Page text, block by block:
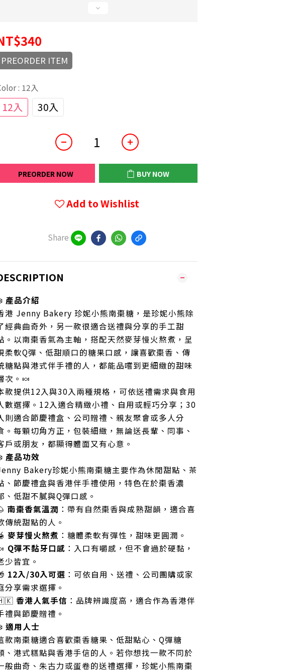
PREORDER ITEM
: 12入
12入 30入
PREORDER NOW BUY NOW
Add to Wishlist
Share
產品介紹
港 Jenny Bakery 珍妮小熊南棗糖，是珍妮小熊除
經典曲奇外，另一款很適合送禮與分享的手工甜
。以南棗香氣為主軸，搭配天然麥芽慢火熬煮，呈
柔軟Q彈、低甜順口的糖果口感，讓喜歡棗香、傳
糖點與港式伴手禮的人，都能品嚐到更細緻的甜味
次。🍬
款提供12入與30入兩種規格，可依送禮需求與食用
數選擇。12入適合精緻小禮、自用或輕巧分享；30
則適合節慶禮盒、公司贈禮、親友聚會或多人分
。每顆切角方正，包裝細緻，無論送長輩、同事、
戶或朋友，都顯得體面又有心意。
產品功效
Bakery珍妮小熊南棗糖主要作為休閒甜點、茶
、節慶禮盒與香港伴手禮使用，特色在於棗香濃
、低甜不膩與Q彈口感。
南棗香氣溫潤 ：帶有自然棗香與成熟甜韻，適合喜
傳統甜點的人。
麥芽慢火熬煮 ：糖體柔軟有彈性，甜味更圓潤。
Q彈不黏牙口感 ：入口有嚼感，但不會過於硬黏，
少皆宜。
12入/30入可選 ：可依自用、送禮、公司團購或家
分享需求選擇。
香港人氣手信 ：品牌辨識度高，適合作為香港伴
禮與節慶贈禮。
適用人士
款南棗糖適合喜歡棗香糖果、低甜點心、Q彈糖
、港式糕點與香港手信的人。若你想找一款不同於
般曲奇、朱古力或蛋卷的送禮選擇，珍妮小熊南棗